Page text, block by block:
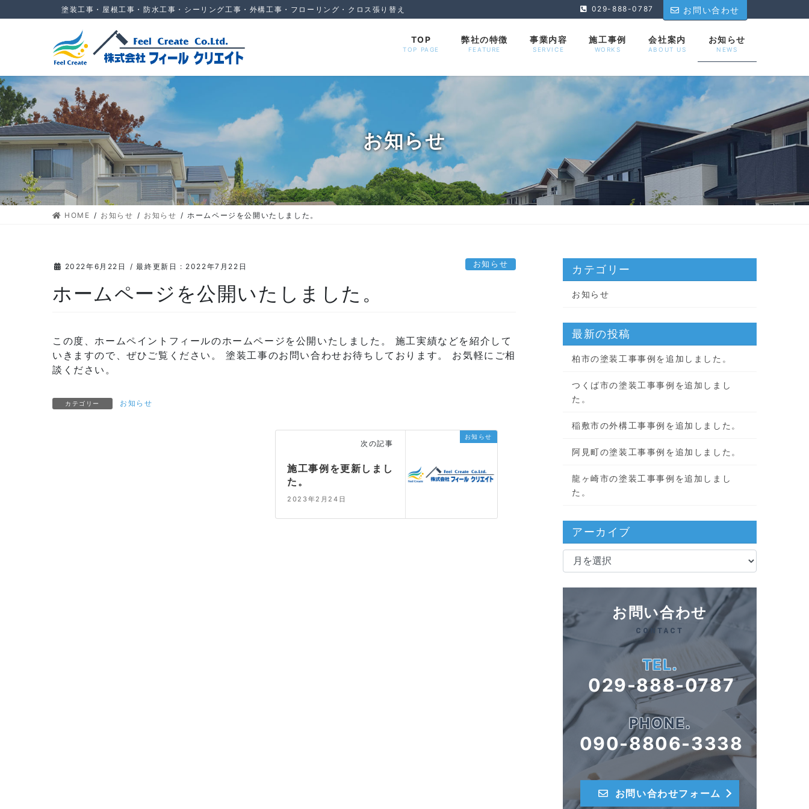
ン
に
移
動
ビ
ョ
ン
に
移
動
塗装工事・屋根工事・防水工事・シーリング工事・外構工事・フローリング・クロス張り替え 029-888-0787 お問い合わせ
TOP
TOP PAGE
弊社の特徴
FEATURE
事業内容
SERVICE
施工事例
WORKS
会社案内
ABOUT US
お知らせ
NEWS
お知らせ
HOME お知らせ お知らせ ホームページを公開いたしました。
2022年6月22日 / 最終更新日 : 2022年7月22日 お知らせ
ホームページを公開いたしました。
この度、ホームペイントフィールのホームページを公開いたしました。 施工実績などを紹介して
いきますので、ぜひご覧ください。 塗装工事のお問い合わせお待ちしております。 お気軽にご相
談ください。
カテゴリー お知らせ
お知らせ
次の記事
施工事例を更新しまし
た。
2023年2月24日
カテゴリー
お知らせ
最新の投稿
柏市の塗装工事事例を追加しました。
つくば市の塗装工事事例を追加しまし
た。
稲敷市の外構工事事例を追加しました。
阿見町の塗装工事事例を追加しました。
龍ヶ崎市の塗装工事事例を追加しまし
た。
アーカイブ
ア
お問い合わせ
CONTACT
TEL.
029-888-0787
PHONE.
090-8806-3338
お問い合わせフォーム